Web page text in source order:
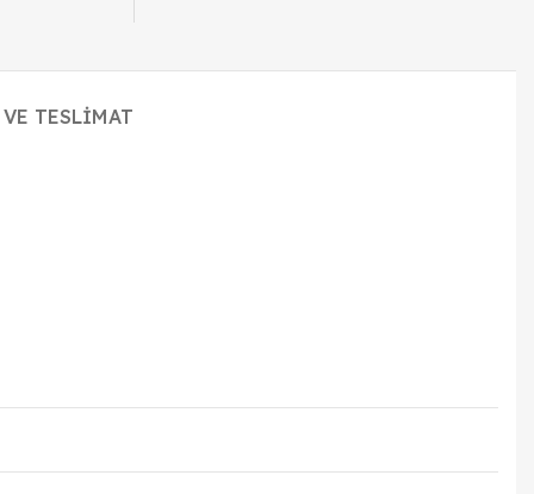
50464813 / 7611201
VE TESLIMAT